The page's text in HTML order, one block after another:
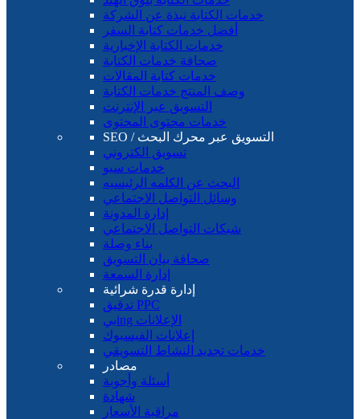
خدمات الكتابة نبذة عن الشركة
أفضل خدمات كتابة السفر
خدمات الكتابة الإخبارية
صحافة خدمات الكتابة
خدمات كتابة المقالات
وصف المنتج خدمات الكتابة
التسويق عبر الإنترنت
خدمات محتوى المحتوى
SEO / التسويق عبر محرك البحث
تسويق الكتروني
خدمات سيو
البحث عن الكلمه الرئيسيه
وسائل التواصل الاجتماعي
إدارة المدونة
شبكات التواصل الاجتماعي
بناء وصلة
صحافة بيان التسويق
إدارة السمعة
إدارة قدرة شرائية
تدقيق PPC
بيing الإعلانات
إعلانات الفيسبوك
خدمات تجديد النشاط التسويقي
مصادر
أسئلة وأجوبة
شهادة
مراقبة الأسعار